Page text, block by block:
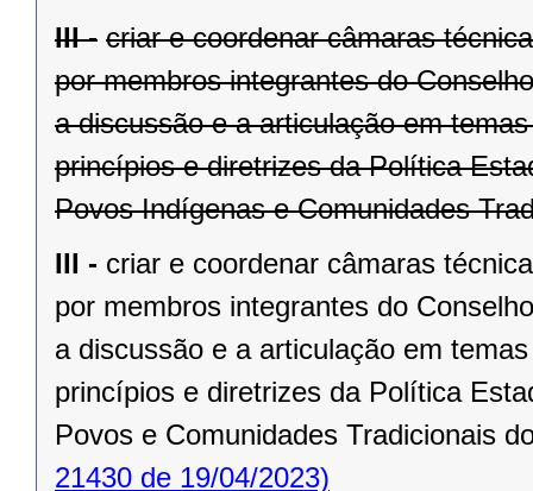
III - criar e coordenar câmaras
por membros integrantes do
a discussão e a articulação em
princípios e diretrizes da Política
Povos Indígenas e Comunidades
III - criar e coordenar câmaras
por membros integrantes do
a discussão e a articulação em
princípios e diretrizes da Política
Povos e Comunidades Tradicionais
21430 de 19/04/2023)